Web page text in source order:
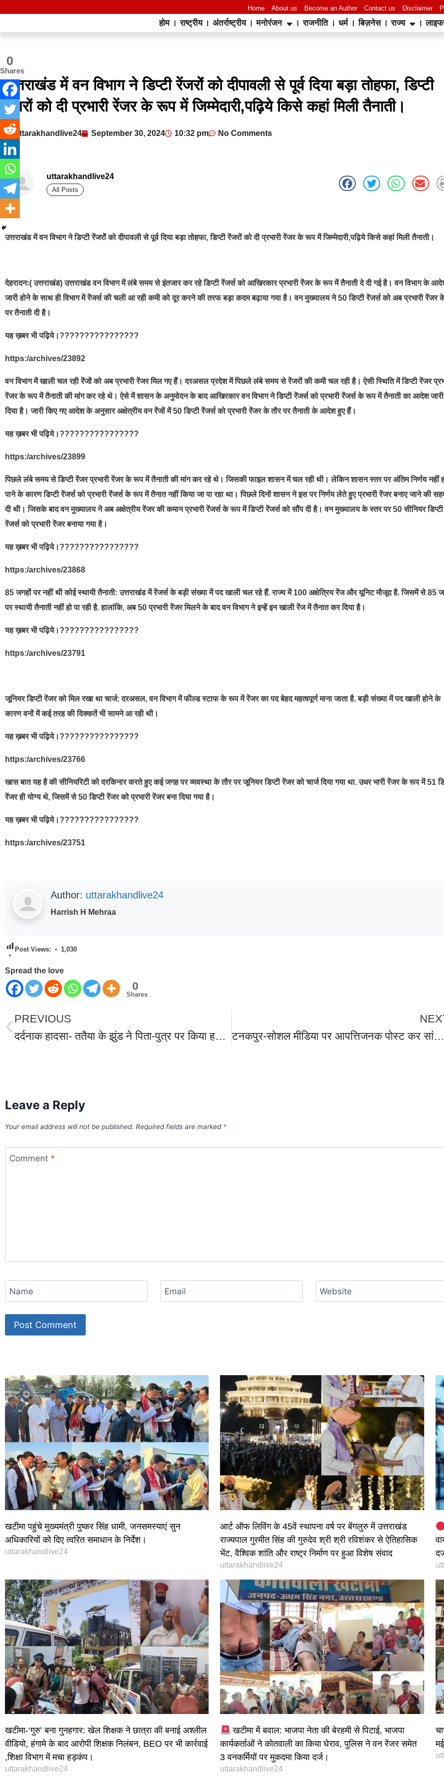
Home About us Become an Author Contact us Disclaimer
होम राष्ट्रीय अंतर्राष्ट्रीय मनोरंजन राजनीति धर्म बिज़नेस राज्य
उत्तराखंड में वन विभाग ने डिप्टी रेंजरोंं को दीपावली से पूर्व दिया बड़ा तोहफा, डिप्टी
रेंजरों को दी प्रभारी रेंजर के रूप में जिम्मेदारी,पढ़िये किसे कहां मिली तैनाती।
uttarakhandlive24 September 30, 2024 10:32 pm No Comments
uttarakhandlive24
All Posts
उत्तराखंड में वन विभाग ने डिप्टी रेंजरोंं को दीपावली से पूर्व दिया बड़ा तोहफा, डिप्टी रेंजरों को दी प्रभारी रेंजर के रूप में जिम्मेदारी,पढ़िये किसे कहां मिली तैनाती।
देहरादनः( उत्तराखंड) उत्तराखंड वन विभाग में लंबे समय से इंतजार कर रहे डिप्टी रेंजर्स को आखिरकार प्रभारी रेंजर के रूप में तैनाती दे दी गई है। वन विभाग के
जारी होने के साथ ही विभाग में रेंजर्स की चली आ रही कमी को दूर करने की तरफ बड़ा कदम बढ़ाया गया है। वन मुख्यालय ने 50 डिप्टी रेंजर्स को अब प्रभारी रेंजर
पर तैनाती दी है।
यह ख़बर भी पढ़िये।????????????????
https:/archives/23892
वन विभाग में खाली चल रही रेंजों को अब प्रभारी रेंजर मिल गए हैं। दरअसल प्रदेश में पिछले लंबे समय से रेंजरों की कमी चल रही है। ऐसी स्थिति में डिप्टी रेंजर
रेंजर के रूप में तैनाती की मांग कर रहे थे। ऐसे में शासन के अनुमोदन के बाद आखिरकार वन विभाग ने डिप्टी रेंजर्स को प्रभारी रेंजर्स के रूप में तैनाती का आदेश
दिया है। जारी किए गए आदेश के अनुसार अक्षेत्रीय वन रेंजों में 50 डिप्टी रेंजर्स को प्रभारी रेंजर के तौर पर तैनाती के आदेश हुए हैं।
यह ख़बर भी पढ़िये।????????????????
https:/archives/23899
पिछले लंबे समय से डिप्टी रेंजर प्रभारी रेंजर के रूप में तैनाती की मांग कर रहे थे। जिसकी फाइल शासन में चल रही थी। लेकिन शासन स्तर पर अंतिम निर्णय नहीं
पाने के कारण डिप्टी रेंजर्स को प्रभारी रेंजर्स के रूप में तैनात नहीं किया जा पा रहा था। पिछले दिनों शासन ने इस पर निर्णय लेते हुए प्रभारी रेंजर बनाए जाने की
दी थी। जिसके बाद वन मुख्यालय ने अब अक्षेत्रीय रेंजर की कमान प्रभारी रेंजर्स के रूप में डिप्टी रेंजर्स को सौंप दी है। वन मुख्यालय के स्तर पर 50 सीनियर डिप्टी
रेंजर्स को प्रभारी रेंजर बनाया गया है।
यह ख़बर भी पढ़िये।????????????????
https:/archives/23868
85 जगहों पर नहीं थी कोई स्थायी तैनाती: उत्तराखंड में रेंजर्स के बड़ी संख्या में पद खाली चल रहे हैं. राज्य में 100 अक्षेत्रिय रेंज और यूनिट मौजूद है. जिसमें से 85
पर स्थायी तैनाती नहीं हो पा रही है. हालांकि, अब 50 प्रभारी रेंजर मिलने के बाद वन विभाग ने इन्हें इन खाली रेंज में तैनात कर दिया है।
यह ख़बर भी पढ़िये।????????????????
https:/archives/23791
जूनियर डिप्टी रेंजर को मिल रखा था चार्ज: दरअसल, वन विभाग में फील्ड स्टाफ के रूप में रेंजर का पद बेहद महत्वपूर्ण माना जाता है. बड़ी संख्या में पद खाली होने के
कारण वनों में कई तरह की दिक्कतें भी सामने आ रही थी।
यह ख़बर भी पढ़िये।????????????????
https:/archives/23766
खास बात यह है की सीनियरिटी को दरकिनार करते हुए कई जगह पर व्यवस्था के तौर पर जूनियर डिप्टी रेंजर को चार्ज दिया गया था. उधर भारी रेंजर के रूप में 51
रेंजर ही योग्य थे, जिसमें से 50 डिप्टी रेंजर को प्रभारी रेंजर बना दिया गया है।
यह ख़बर भी पढ़िये।????????????????
https:/archives/23751
Author: uttarakhandlive24
Harrish H Mehraa
Post Views: 1,030
Spread the love
0
Shares
0
Shares
PREVIOUS
दर्दनाक हादसा- ततैया के झुंड ने पिता-पुत्र पर किया हमला, दोनों की हुई दर्दनाक माैत,पूरे क्षेत्र में छायी शोक की लहर।
टनकपुर-सोशल मीडिया पर आपत्तिजनक पोस्ट कर सांप्रदायिक सौहार्द बिगाड़ने का प्रयास, भड़के हिंदूवादी संगठनों लोगों ने कोतवाली का किया घेराव, आरोपी पूर्व सभासद के खिलाफ दी तहरीर।
Leave a Reply
Your email address will not be published. Required fields are marked *
Comment *
Name Email Website
खटीमा पहुंचे मुख्यमंत्री पुष्कर सिंह धामी, जनसमस्याएं सुन
अधिकारियों को दिए त्वरित समाधान के निर्देश।
uttarakhandlive24
आर्ट ऑफ लिविंग के 45वें स्थापना वर्ष पर बेंगलुरु में उत्तराखंड
राज्यपाल गुरमीत सिंह की गुरुदेव श्री श्री रविशंकर से ऐतिहासिक
भेंट, वैश्विक शांति और राष्ट्र निर्माण पर हुआ विशेष संवाद
uttarakhandlive24
खटीमा-‘गुरु’ बना गुनहगार: खेल शिक्षक ने छात्रा की बनाई अश्लील
वीडियो, हंगामे के बाद आरोपी शिक्षक निलंबन, BEO पर भी कार्रवाई
,शिक्षा विभाग में मचा हड़कंप।
uttarakhandlive24
खटीमा में बवाल: भाजपा नेता की बेरहमी से पिटाई, भाजपा
कार्यकर्ताओं ने कोतवाली का किया घेराव, पुलिस ने वन रेंजर समेत
3 वनकर्मियों पर मुकदमा किया दर्ज।
uttarakhandlive24